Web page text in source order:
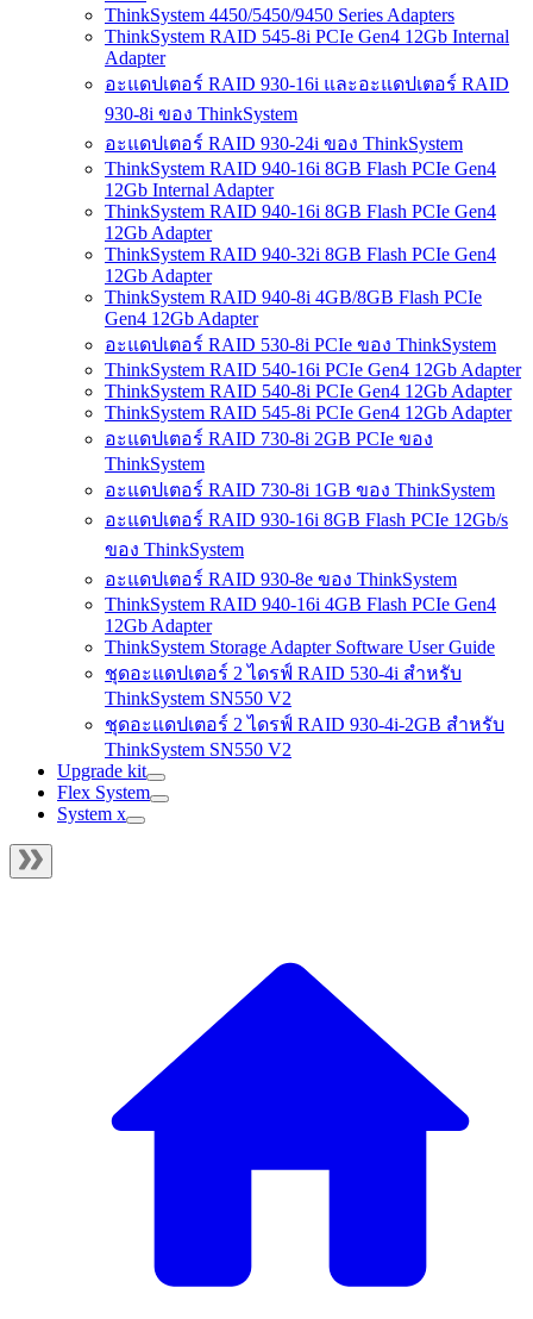
ThinkSystem 4450/5450/9450 Series Adapters
ThinkSystem RAID 545-8i PCIe Gen4 12Gb Internal
Adapter
อะแดปเตอร์ RAID 930-16i และอะแดปเตอร์ RAID
930-8i ของ ThinkSystem
อะแดปเตอร์ RAID 930-24i ของ ThinkSystem
ThinkSystem RAID 940-16i 8GB Flash PCIe Gen4
12Gb Internal Adapter
ThinkSystem RAID 940-16i 8GB Flash PCIe Gen4
12Gb Adapter
ThinkSystem RAID 940-32i 8GB Flash PCIe Gen4
12Gb Adapter
ThinkSystem RAID 940-8i 4GB/8GB Flash PCIe
Gen4 12Gb Adapter
อะแดปเตอร์ RAID 530-8i PCIe ของ ThinkSystem
ThinkSystem RAID 540-16i PCIe Gen4 12Gb Adapter
ThinkSystem RAID 540-8i PCIe Gen4 12Gb Adapter
ThinkSystem RAID 545-8i PCIe Gen4 12Gb Adapter
อะแดปเตอร์ RAID 730-8i 2GB PCIe ของ
ThinkSystem
อะแดปเตอร์ RAID 730-8i 1GB ของ ThinkSystem
อะแดปเตอร์ RAID 930-16i 8GB Flash PCIe 12Gb/s
ของ ThinkSystem
อะแดปเตอร์ RAID 930-8e ของ ThinkSystem
ThinkSystem RAID 940-16i 4GB Flash PCIe Gen4
12Gb Adapter
ThinkSystem Storage Adapter Software User Guide
ชุดอะแดปเตอร์ 2 ไดรฟ์ RAID 530-4i สำหรับ
ThinkSystem SN550 V2
ชุดอะแดปเตอร์ 2 ไดรฟ์ RAID 930-4i-2GB สำหรับ
ThinkSystem SN550 V2
Upgrade kit
Flex System
System x